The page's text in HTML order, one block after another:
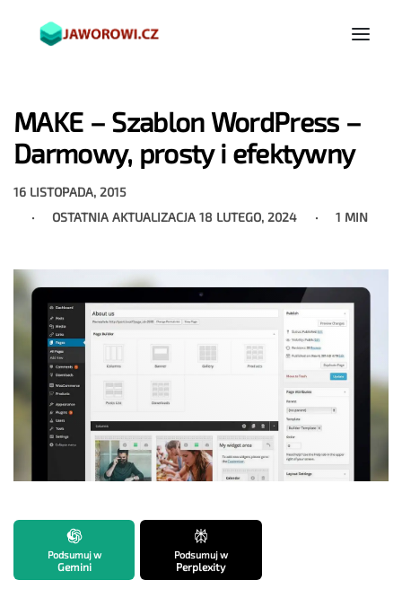
MAKE – Szablon WordPress –
Darmowy, prosty i efektywny
16 LISTOPADA, 2015
OSTATNIA AKTUALIZACJA18 LUTEGO, 2024 1 MIN
Podsumuj w
Gemini
Podsumuj w
Perplexity